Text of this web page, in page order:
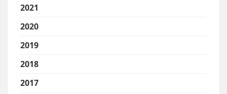
2021
2020
2019
2018
2017